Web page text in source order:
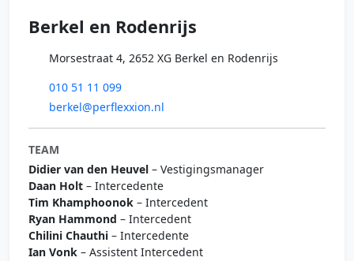
Berkel en Rodenrijs
Morsestraat 4, 2652 XG Berkel en Rodenrijs
010 51 11 099
berkel@perflexxion.nl
TEAM
Didier van den Heuvel – Vestigingsmanager
Daan Holt – Intercedente
Tim Khamphoonok – Intercedent
Ryan Hammond – Intercedent
Chilini Chauthi – Intercedente
Ian Vonk – Assistent Intercedent